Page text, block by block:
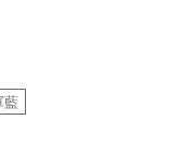
藍